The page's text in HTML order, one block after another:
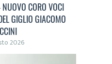
CORO VOCI
GIGLIO GIACOMO
2026